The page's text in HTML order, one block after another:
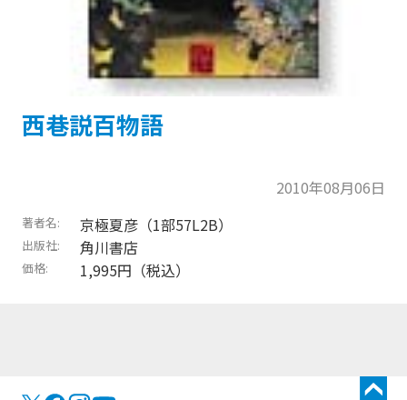
西巷説百物語
2010年08月06日
著者名 京極夏彦（1部57L2B）
出版社 角川書店
価格 1,995円（税込）